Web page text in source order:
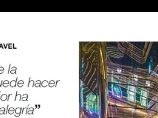
nuestro último proyecto
the video: https://www.youtube.com/watch?
v=A56QlLD8VNo